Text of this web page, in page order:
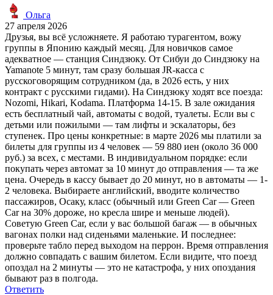
Ольга
27 апреля 2026
Друзья, вы всё усложняете. Я работаю турагентом, вожу
группы в Японию каждый месяц. Для новичков самое
адекватное — станция Синдзюку. От Сибуи до Синдзюку на
Yamanote 5 минут, там сразу большая JR-касса с
русскоговорящим сотрудником (да, в 2026 есть, у них
контракт с русскими гидами). На Синдзюку ходят все поезда:
Nozomi, Hikari, Kodama. Платформа 14-15. В зале ожидания
есть бесплатный чай, автоматы с водой, туалеты. Если вы с
детьми или пожилыми — там лифты и эскалаторы, без
ступенек. Про цены конкретные: в марте 2026 мы платили за
билеты для группы из 4 человек — 59 880 иен (около 36 000
руб.) за всех, с местами. В индивидуальном порядке: если
покупать через автомат за 10 минут до отправления — та же
цена. Очередь в кассу бывает до 20 минут, но в автоматы — 1-
2 человека. Выбираете английский, вводите количество
пассажиров, Осаку, класс (обычный или Green Car — Green
Car на 30% дороже, но кресла шире и меньше людей).
Советую Green Car, если у вас большой багаж — в обычных
вагонах полки над сиденьями маленькие. И последнее:
проверьте табло перед выходом на перрон. Время отправления
должно совпадать с вашим билетом. Если видите, что поезд
опоздал на 2 минуты — это не катастрофа, у них опоздания
бывают раз в полгода.
Ответить